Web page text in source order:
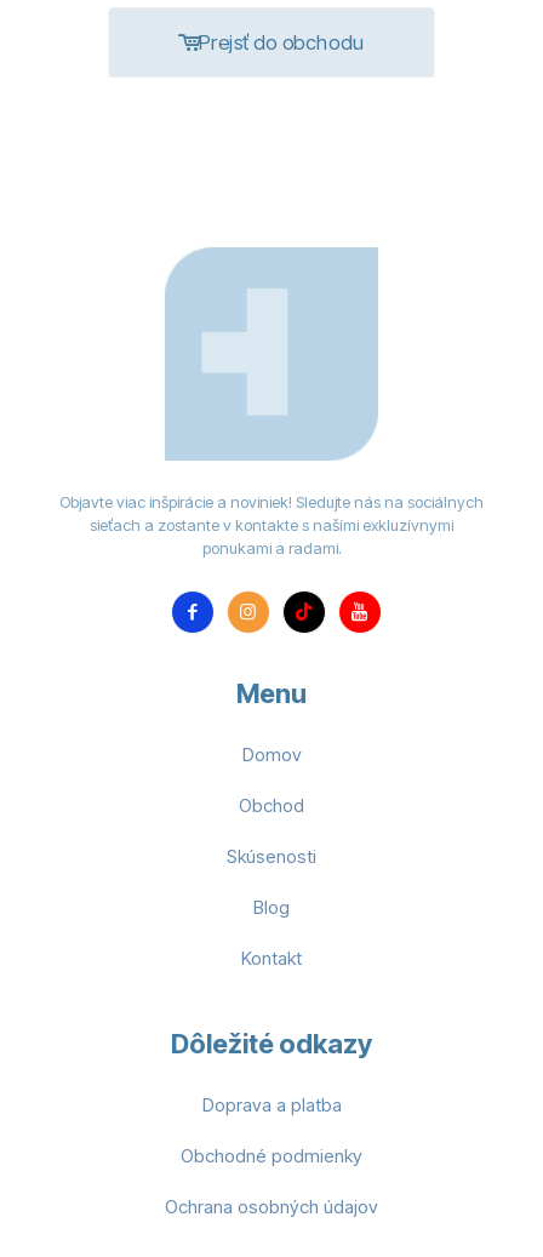
Prejsť do obchodu
Objavte viac inšpirácie a noviniek! Sledujte nás na sociálnych
sieťach a zostante v kontakte s našími exkluzívnymi
ponukami a radami.
Menu
Domov
Obchod
Skúsenosti
Blog
Kontakt
Dôležité odkazy
Doprava a platba
Obchodné podmienky
Ochrana osobných údajov